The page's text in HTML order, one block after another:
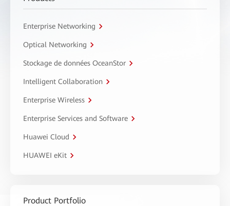
Enterprise Networking
Optical Networking
Stockage de données OceanStor
Intelligent Collaboration
Enterprise Wireless
Enterprise Services and Software
Huawei Cloud
HUAWEI eKit
Product Portfolio